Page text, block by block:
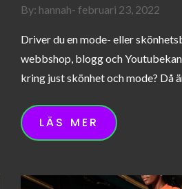
By: hannah Posted
februari 23, 2022
Driver du en mode- eller
webbshop, blogg och
kring just skönhet och mode? Då
LÄS MER